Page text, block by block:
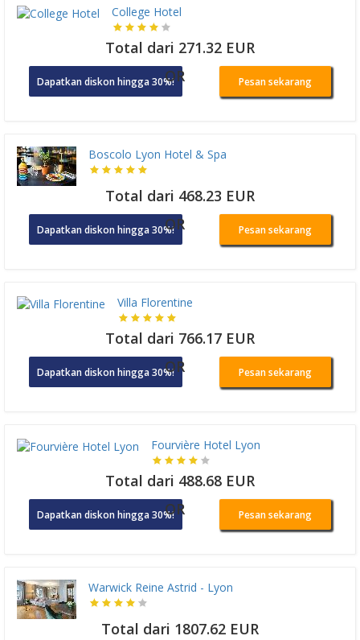
College Hotel
Total dari 271.32 EUR
Dapatkan diskon hingga 30%!OR Pesan sekarang
Boscolo Lyon Hotel & Spa
Total dari 468.23 EUR
Dapatkan diskon hingga 30%!OR Pesan sekarang
Villa Florentine
Total dari 766.17 EUR
Dapatkan diskon hingga 30%!OR Pesan sekarang
Fourvière Hotel Lyon
Total dari 488.68 EUR
Dapatkan diskon hingga 30%!OR Pesan sekarang
Warwick Reine Astrid - Lyon
Total dari 1807.62 EUR